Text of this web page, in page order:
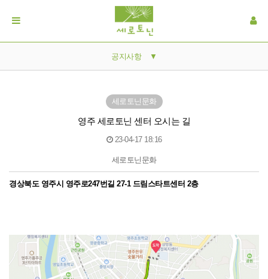
공지사항 ▼
갤러리
세로토닌문화
영주 세로토닌 센터 오시는 길
23-04-17 18:16
세로토닌문화
본문
​경상북도 영주시 영주로247번길 27-1 드림스타트센터 2층